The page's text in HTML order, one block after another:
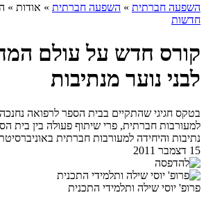
השפעה חברתית » השפעה חברתית » אודות »
חדשות
קורס חדש על עולם
לבני נוער מנתיבות
בטקס חגיגי שהתקיים בבית הספר לרפואה
למעורבות חברתית, פרי שיתוף פעולה בין בית
נתיבות והיחידה למעורבות חברתית
15 דצמבר 2011
פרופ' יוסי שילה ותלמידי התכנית